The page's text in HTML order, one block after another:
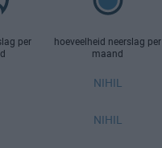
per
hoeveelheid neerslag per
maand
NIHIL
NIHIL